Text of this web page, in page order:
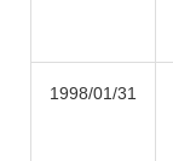
1998/01/31